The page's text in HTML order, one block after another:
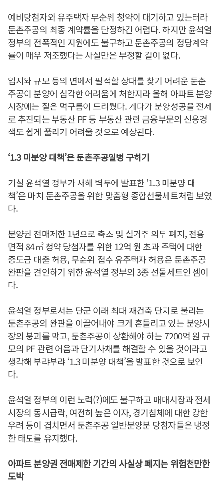
예비당첨자와 유주택자 무순위 청약이 대기하고 있는터라
둔촌주공의 최종 계약률을 단정하긴 어렵다. 하지만 윤석열
정부의 전폭적인 지원에도 불구하고 둔촌주공의 정당계약
률이 매우 저조했다는 사실만은 부정할 길이 없다.
입지와 규모 등의 면에서 필적할 상대를 찾기 어려운 둔춘
주공이 분양에 심각한 어려움에 처한지라 올해 아파트 분양
시장에는 짙은 먹구름이 드리웠다. 게다가 분양성공을 전제
로 추진되는 부동산 PF 등 부동산 관련 금융부문의 신용경
색도 쉽게 풀리기 어려울 것으로 예상된다.
‘1.3 미분양 대책’은 둔촌주공일병 구하기
기실 윤석열 정부가 새해 벽두에 발표한 ‘1.3 미분양 대
책’은 마치 둔촌주공을 위한 맞춤형 종합선물세트처럼 보였
다.
분양권 전매제한 1년으로 축소 및 실거주 의무 폐지, 전용
면적 84㎡ 청약 당첨자를 위한 12억 원 초과 주택에 대한
중도금 대출 허용, 무순위 접수 유주택자 허용은 둔촌주공
완판을 견인하기 위한 윤석열 정부의 3종 선물세트인 셈이
다.
윤석열 정부로서는 단군 이래 최대 재건축 단지로 불리는
둔촌주공의 완판을 이끌어내야 크게 흔들리고 있는 분양시
장의 붕괴를 막고, 둔촌주공이 상환해야 하는 7200억 원 규
모의 PF 관련 어음과 단기사채를 해결할 수 있을 것이라고
생각해 부랴부랴 ‘1.3 미분양 대책’을 발표한 것으로 보인
다.
윤석열 정부의 이런 노력(?)에도 불구하고 매매시장과 전세
시장의 동시급락, 여전히 높은 이자, 경기침체에 대한 강한
우려 등이 겹치면서 둔촌주공 일반분양분 당첨자들은 냉정
한 태도를 유지했다.
아파트 분양권 전매제한 기간의 사실상 폐지는 위험천만한
도박